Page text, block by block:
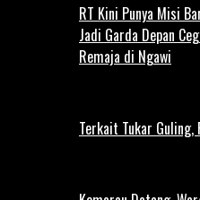
RT Kini Punya Misi
Jadi Garda Depan
Remaja di Ngawi
Terkait Tukar Guling,